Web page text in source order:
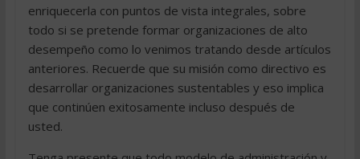
enriquecerla con puntos de vista integrales, sobre
todo si se pretende formar organizaciones de alto
desempeño como lo venimos tratando desde artículos
anteriores. Recuerde que su misión como directivo es
desarrollar organizaciones sustentables y eso implica
que continúen exitosamente incluso después de
usted.